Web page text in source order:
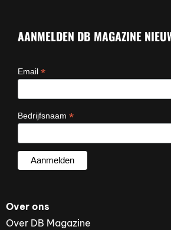
AANMELDEN DB MAGAZINE
Email *
Bedrijfsnaam *
Over ons
Over DB Magazine